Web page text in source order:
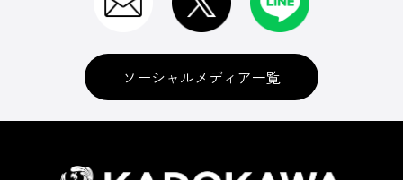
ソーシャルメディア一覧